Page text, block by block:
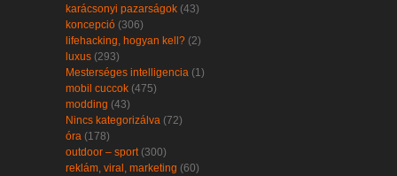
karácsonyi pazarságok (43)
koncepció (306)
lifehacking, hogyan kell? (2)
luxus (293)
Mesterséges intelligencia (1)
mobil cuccok (475)
modding (43)
Nincs kategorizálva (72)
óra (178)
outdoor – sport (300)
reklám, viral, marketing (60)